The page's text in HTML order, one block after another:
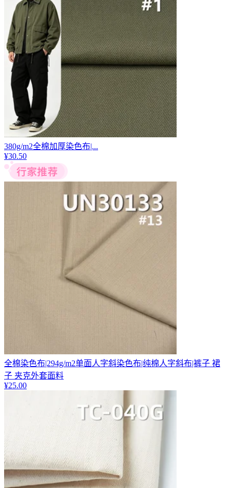
380g/m2全棉加厚染色布|...
¥30.50
全棉染色布|294g/m2单面人字斜染色布|纯棉人字斜布|裤子 裙
子 夹克外套面料
¥25.00